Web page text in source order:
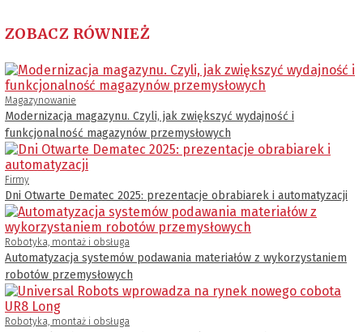
ZOBACZ RÓWNIEŻ
Magazynowanie
Modernizacja magazynu. Czyli, jak zwiększyć wydajność i
funkcjonalność magazynów przemysłowych
Firmy
Dni Otwarte Dematec 2025: prezentacje obrabiarek i automatyzacji
Robotyka, montaż i obsługa
Automatyzacja systemów podawania materiałów z wykorzystaniem
robotów przemysłowych
Robotyka, montaż i obsługa